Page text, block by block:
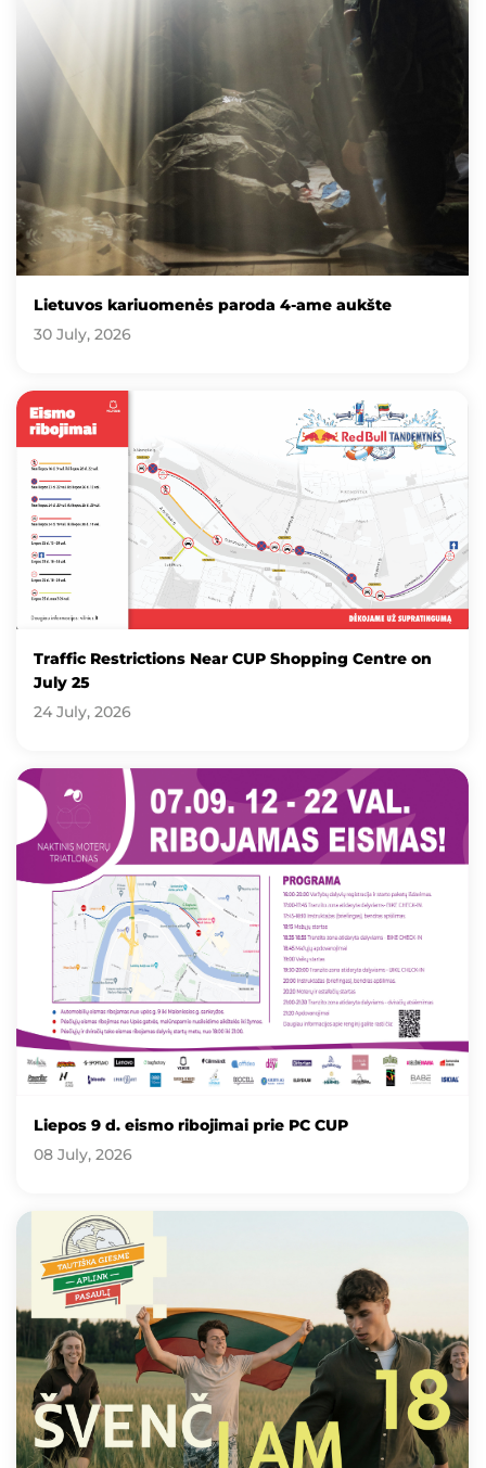
Lietuvos kariuomenės paroda 4-ame aukšte
30 July, 2026
Traffic Restrictions Near CUP Shopping Centre on
July 25
24 July, 2026
Liepos 9 d. eismo ribojimai prie PC CUP
08 July, 2026